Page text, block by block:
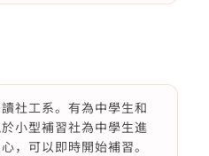
社工系。有為中學生和
小型補習社為中學生進
，可以即時開始補習。